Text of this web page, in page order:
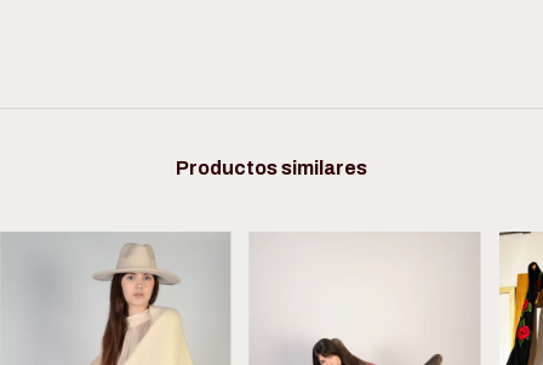
Productos similares